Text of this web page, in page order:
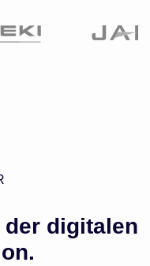
wie Nachhaltigkeit und
Vorteile in
der digitalen